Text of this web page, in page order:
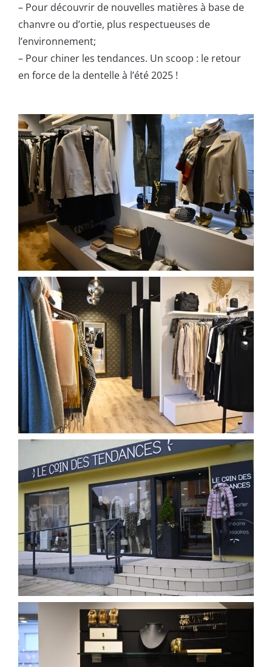
– Pour découvrir de nouvelles matières à base de
chanvre ou d’ortie, plus respectueuses de
l’environnement;
– Pour chiner les tendances. Un scoop : le retour
en force de la dentelle à l’été 2025 !